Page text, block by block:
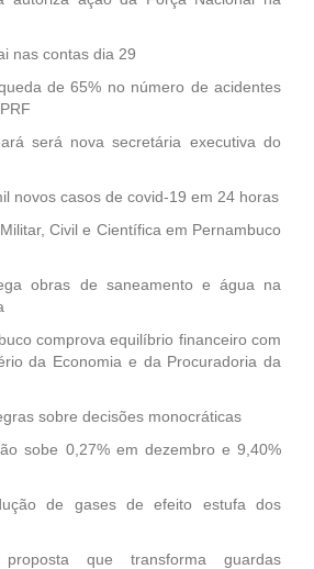
nas contas dia 29
de 65% no número de acidentes
será nova secretária executiva do
novos casos de covid-19 em 24 horas
Civil e Científica em Pernambuco
obras de saneamento e água na
comprova equilíbrio financeiro com
da Economia e da Procuradoria da
sobre decisões monocráticas
sobe 0,27% em dezembro e 9,40%
de gases de efeito estufa dos
que transforma guardas